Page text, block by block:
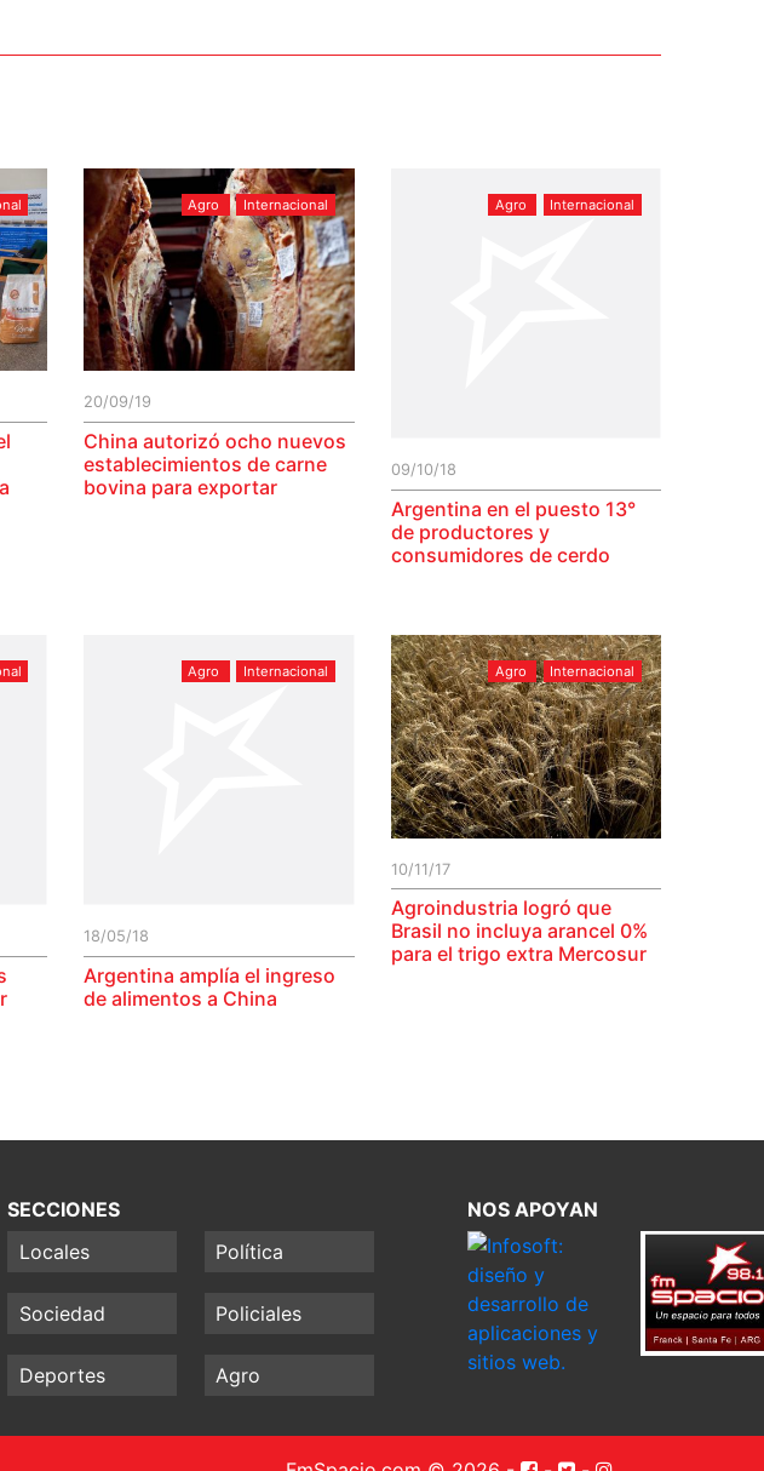
Agro Internacional
20/09/19
China autorizó ocho nuevos
establecimientos de carne
bovina para exportar
Agro Internacional
09/10/18
Argentina en el puesto 13°
de productores y
consumidores de cerdo
Agro Internacional
18/05/18
Argentina amplía el ingreso
de alimentos a China
Agro Internacional
10/11/17
Agroindustria logró que
Brasil no incluya arancel 0%
para el trigo extra Mercosur
SECCIONES
Locales
Política
Sociedad Policiales
Deportes Agro
NOS APOYAN